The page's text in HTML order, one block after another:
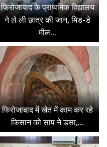
फिरोजाबाद के प्राथमिक विद्यालय
ने ले ली छात्र की जान, मिड-डे
मील...
फिरोजाबाद में खेत में काम कर रहे
किसान को सांप ने डसा,...